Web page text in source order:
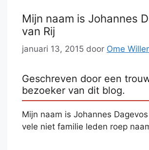
Mijn naam is Johannes
van Rij
januari 13, 2015 door Ome
Geschreven door een
bezoeker van dit blog.
Mijn naam is Johannes
vele niet familie leden roep